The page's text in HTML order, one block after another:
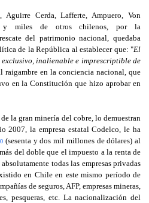
Aguirre Cerda, Lafferte, Ampuero, Von
y miles de otros chilenos, por la
del patrimonio nacional, quedaba
de la República al establecer que: "El
inalienable e imprescriptible de
raigambre en la conciencia nacional, que
en la Constitución que hizo aprobar en
la gran minería del cobre, lo demuestran
2007, la empresa estatal Codelco, le ha
(sesenta y dos mil millones de dólares) al
del doble que el impuesto a la renta de
todas las empresas privadas
en Chile en este mismo período de
de seguros, AFP, empresas mineras,
pesqueras, etc. La nacionalización del